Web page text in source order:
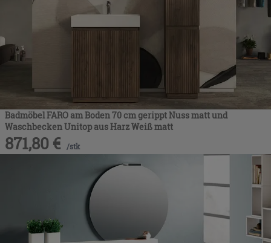
Badmöbel FARO am Boden 70 cm gerippt Nuss matt und
Waschbecken Unitop aus Harz Weiß matt
871,80 € /stk